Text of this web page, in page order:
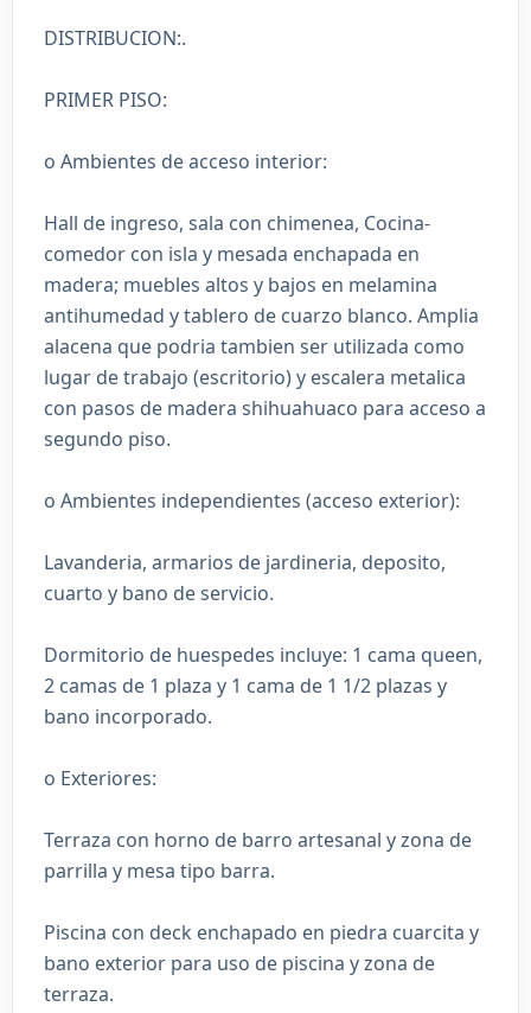
DISTRIBUCION:.
PRIMER PISO:
o Ambientes de acceso interior:
Hall de ingreso, sala con chimenea, Cocina-
comedor con isla y mesada enchapada en
madera; muebles altos y bajos en melamina
antihumedad y tablero de cuarzo blanco. Amplia
alacena que podria tambien ser utilizada como
lugar de trabajo (escritorio) y escalera metalica
con pasos de madera shihuahuaco para acceso a
segundo piso.
o Ambientes independientes (acceso exterior):
Lavanderia, armarios de jardineria, deposito,
cuarto y bano de servicio.
Dormitorio de huespedes incluye: 1 cama queen,
2 camas de 1 plaza y 1 cama de 1 1/2 plazas y
bano incorporado.
o Exteriores:
Terraza con horno de barro artesanal y zona de
parrilla y mesa tipo barra.
Piscina con deck enchapado en piedra cuarcita y
bano exterior para uso de piscina y zona de
terraza.